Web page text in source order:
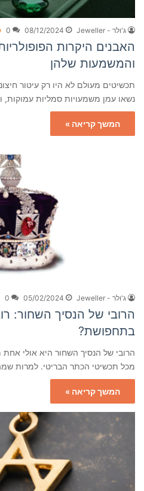
ג'ולר - Jeweller 08/12/2024
0
האבנים היקרות
והמשמעות שלהן
תכשיטים מעולם לא היו רק עיטור
נשאו עמן משמעויות סמליות
המשך קריאה »
ג'ולר - Jeweller 05/02/2024
0
הרובי של הנסיך השחור:
בתחפושת?
הרובי של הנסיך השחור היא אולי
מכל תכשיטי הכתר הבריטי. למרות
המשך קריאה »